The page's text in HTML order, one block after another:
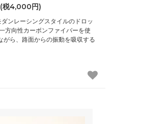
4,000円)
ンレーシングスタイルのドロッ
方向性カーボンファイバーを使
がら、路面からの振動を吸収する